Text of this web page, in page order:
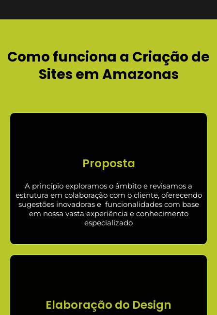
Como funciona a Criação de
Sites em Amazonas
Proposta
A princípio exploramos o âmbito e revisamos a
estrutura em colaboração com o cliente, oferecendo
sugestões inovadoras e funcionalidades com base
em nossa vasta experiência e conhecimento
especializado
Elaboração do Design